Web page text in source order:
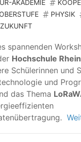
AKADEMIE
OBERSTUFE PHYSIK
ZUKUNFT
span­nen­den
Hoch­schu­le
Schü­le­rin­nen und
und
das The­ma